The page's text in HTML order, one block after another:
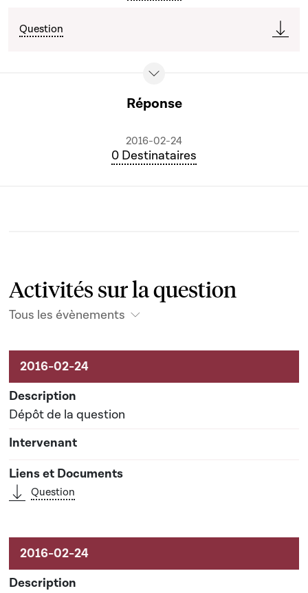
Question
Réponse
2016-02-24
0 Destinataires
Activités sur la question
Tous les évènements
Activités liées au dossier
Dépôt de la question
Question